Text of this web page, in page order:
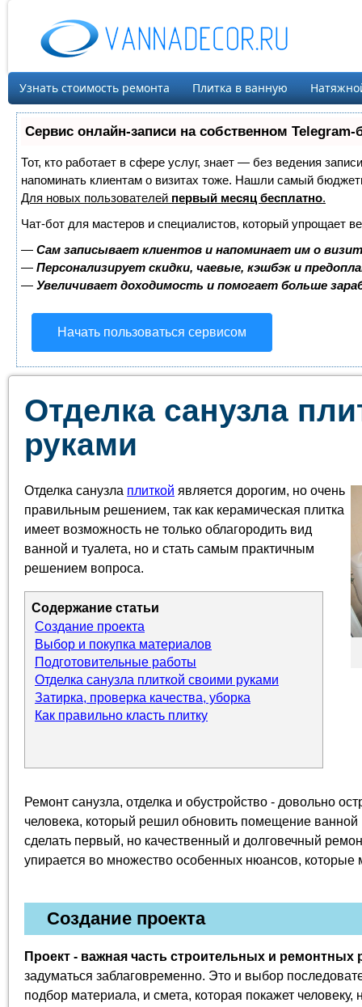
Узнать стоимость ремонта Плитка в ванную
Сервис онлайн-записи на собственном Telegram-
Тот, кто работает в сфере услуг, знает — без ведения
напоминать клиентам о визитах тоже. Нашли самый
Для новых пользователей первый месяц бесплатно.
Чат-бот для мастеров и специалистов, который упрощает
— Сам записывает клиентов и напоминает им о
— Персонализирует скидки, чаевые, кэшбэк и
— Увеличивает доходимость и помогает больше
Начать пользоваться сервисом
Отделка санузла
руками
Отделка санузла плиткой является дорогим, но очень
правильным решением, так как керамическая плитка
имеет возможность не только облагородить вид
ванной и туалета, но и стать самым практичным
решением вопроса.
Содержание статьи
Создание проекта
Выбор и покупка материалов
Подготовительные работы
Отделка санузла плиткой своими руками
Затирка, проверка качества, уборка
Как правильно класть плитку
Ремонт санузла, отделка и обустройство - довольно
человека, который решил обновить помещение ванной
сделать первый, но качественный и долговечный
упирается во множество особенных нюансов,
Создание проекта
Проект - важная часть строительных и ремонтных
задуматься заблаговременно. Это и выбор
подбор материала, и смета, которая покажет человеку,